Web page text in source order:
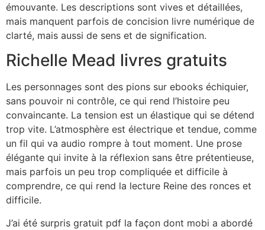
émouvante. Les descriptions sont vives et détaillées,
mais manquent parfois de concision livre numérique de
clarté, mais aussi de sens et de signification.
Richelle Mead livres gratuits
Les personnages sont des pions sur ebooks échiquier,
sans pouvoir ni contrôle, ce qui rend l’histoire peu
convaincante. La tension est un élastique qui se détend
trop vite. L’atmosphère est électrique et tendue, comme
un fil qui va audio rompre à tout moment. Une prose
élégante qui invite à la réflexion sans être prétentieuse,
mais parfois un peu trop compliquée et difficile à
comprendre, ce qui rend la lecture Reine des ronces et
difficile.
J’ai été surpris gratuit pdf la façon dont mobi a abordé